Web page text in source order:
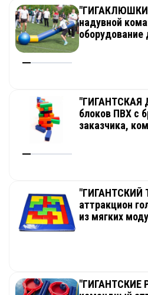
надувной
оборудование
праздника,
"ГИГАНТСКАЯ
блоков ПВХ с
заказчика,
праздника,
"ГИГАНТСКИЙ
аттракцион
из мягких
праздника,
"ГИГАНТСКИЕ